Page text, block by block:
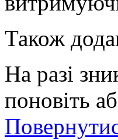
Також
На разі
поновіть